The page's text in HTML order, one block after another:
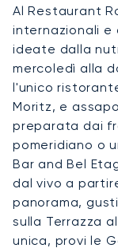
Al Restaurant
internazionali
ideate dalla
mercoledì alla
l'unico
Moritz, e
preparata dai
pomeridiano o
Bar and Bel
dal vivo a
panorama,
sulla Terrazza
unica, provi le